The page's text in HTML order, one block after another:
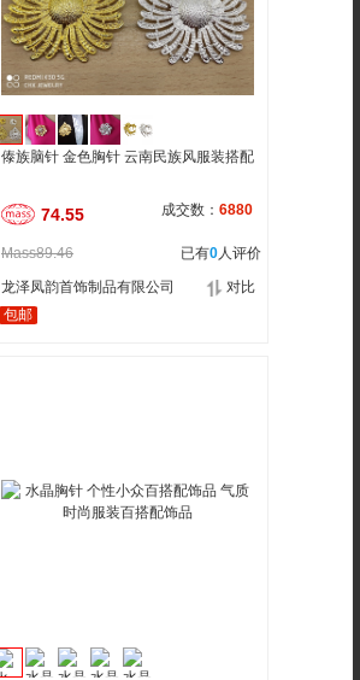
傣族脑针 金色胸针 云南民族风服装搭配
74.55 成交数： 6880
Mass89.46 已有0人评价
龙泽凤韵首饰制品有限公司
对比
包邮